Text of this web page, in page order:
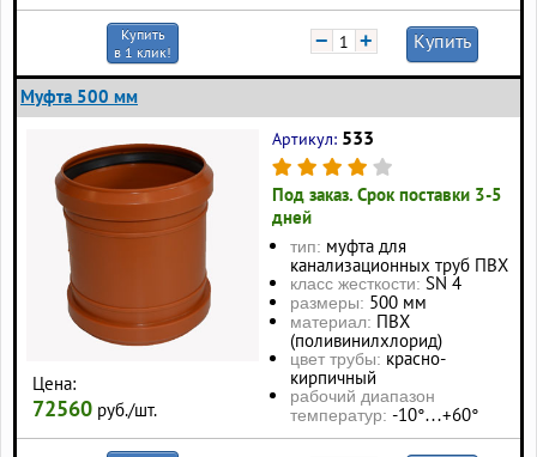
Купить
в 1 клик!
− + Купить
Муфта 500 мм
Цена:
72560 руб./шт.
Артикул: 533
Под заказ. Срок поставки 3-5
дней
тип: муфта для
канализационных труб ПВХ
класс жесткости: SN 4
размеры: 500 мм
материал: ПВХ
(поливинилхлорид)
цвет трубы: красно-
кирпичный
рабочий диапазон
температур: -10°…+60°